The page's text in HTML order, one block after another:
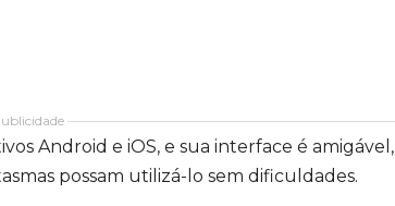
Android e iOS, e sua interface é amigável,
possam utilizá-lo sem dificuldades.